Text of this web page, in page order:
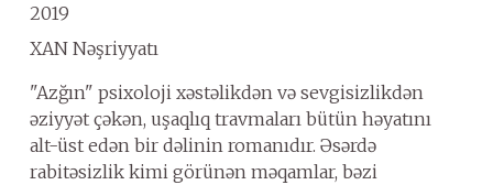
2019
XAN Nəşriyyatı
"Azğın" psixoloji xəstəlikdən və sevgisizlikdən
əziyyət çəkən, uşaqlıq travmaları bütün həyatını
alt-üst edən bir dəlinin romanıdır. Əsərdə
rabitəsizlik kimi görünən məqamlar, bəzi